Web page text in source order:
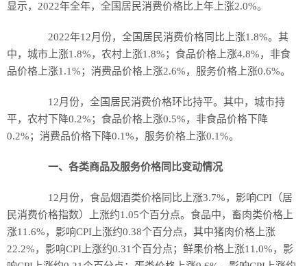
显示，2022年全年，全国居民消费价格比上年上涨2.0%。
2022年12月份，全国居民消费价格同比上涨1.8%。其
中，城市上涨1.8%，农村上涨1.8%；食品价格上涨4.8%，非食
品价格上涨1.1%；消费品价格上涨2.6%，服务价格上涨0.6%。
12月份，全国居民消费价格环比持平。其中，城市持
平，农村下降0.2%；食品价格上涨0.5%，非食品价格下降
0.2%；消费品价格下降0.1%，服务价格上涨0.1%。
一、各类商品及服务价格同比变动情况
12月份，食品烟酒类价格同比上涨3.7%，影响CPI（居
民消费价格指数）上涨约1.05个百分点。食品中，畜肉类价格上
涨11.6%，影响CPI上涨约0.38个百分点，其中猪肉价格上涨
22.2%，影响CPI上涨约0.31个百分点；鲜果价格上涨11.0%，影